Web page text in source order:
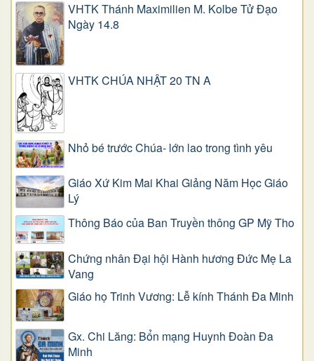
VHTK Thánh Maximilien M. Kolbe Tử Đạo
Ngày 14.8
VHTK CHÚA NHẬT 20 TN A
Nhỏ bé trước Chúa- lớn lao trong tình yêu
Giáo Xứ Kim Mai Khai Giảng Năm Học Giáo
Lý
Thông Báo của Ban Truyền thông GP Mỹ Tho
Chứng nhân Đại hội Hành hương Đức Mẹ La
Vang
Giáo họ Trinh Vương: Lễ kính Thánh Đa Minh
Gx. Chi Lăng: Bổn mạng Huynh Đoàn Đa
Minh